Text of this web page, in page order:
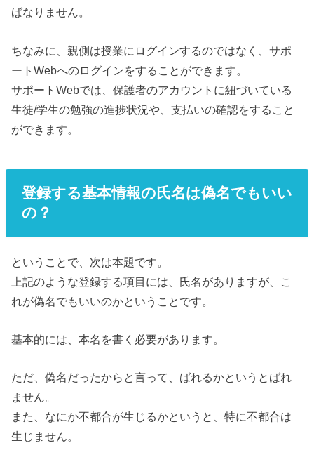
ばなりません。
ちなみに、親側は授業にログインするのではなく、サポ
ートWebへのログインをすることができます。
サポートWebでは、保護者のアカウントに紐づいている
生徒/学生の勉強の進捗状況や、支払いの確認をすること
ができます。
登録する基本情報の氏名は偽名でもいい
の？
ということで、次は本題です。
上記のような登録する項目には、氏名がありますが、こ
れが偽名でもいいのかということです。
基本的には、本名を書く必要があります。
ただ、偽名だったからと言って、ばれるかというとばれ
ません。
また、なにか不都合が生じるかというと、特に不都合は
生じません。